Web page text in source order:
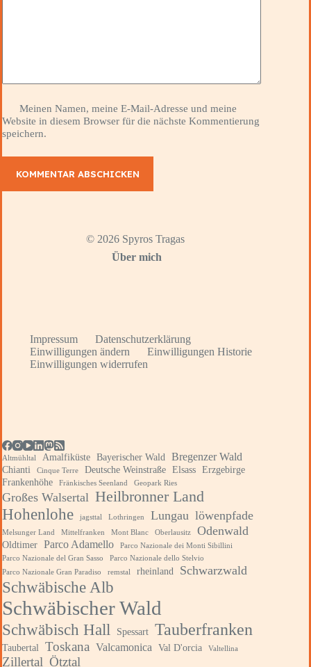
Meinen Namen, meine E-Mail-Adresse und meine
Website in diesem Browser für die nächste Kommentierung
speichern.
KOMMENTAR ABSCHICKEN
© 2026 Spyros Tragas
Über mich
Impressum
Datenschutzerklärung
Einwilligungen ändern
Einwilligungen Historie
Einwilligungen widerrufen
Altmühltal Amalfiküste Bayerischer Wald Bregenzer Wald
Chianti Cinque Terre Deutsche Weinstraße Elsass Erzgebirge
Frankenhöhe
Fränkisches Seenland Geopark Ries
Großes Walsertal Heilbronner Land
Hohenlohe jagsttal Lothringen Lungau löwenpfade
Melsunger Land Mittelfranken Mont Blanc Oberlausitz Odenwald
Oldtimer Parco Adamello
Parco Nazionale dei Monti Sibillini
Parco Nazionale del Gran Sasso
Parco Nazionale dello Stelvio
Parco Nazionale Gran Paradiso
remstal rheinland Schwarzwald
Schwäbische Alb
Schwäbischer Wald
Schwäbisch Hall Spessart Tauberfranken
Taubertal Toskana Valcamonica Val D'orcia Valtellina
Zillertal Ötztal